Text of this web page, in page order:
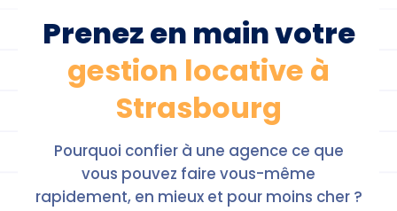
Prenez en main votre
gestion locative à
Strasbourg
Pourquoi confier à une agence ce que
vous pouvez faire vous-même
rapidement, en mieux et pour moins cher ?